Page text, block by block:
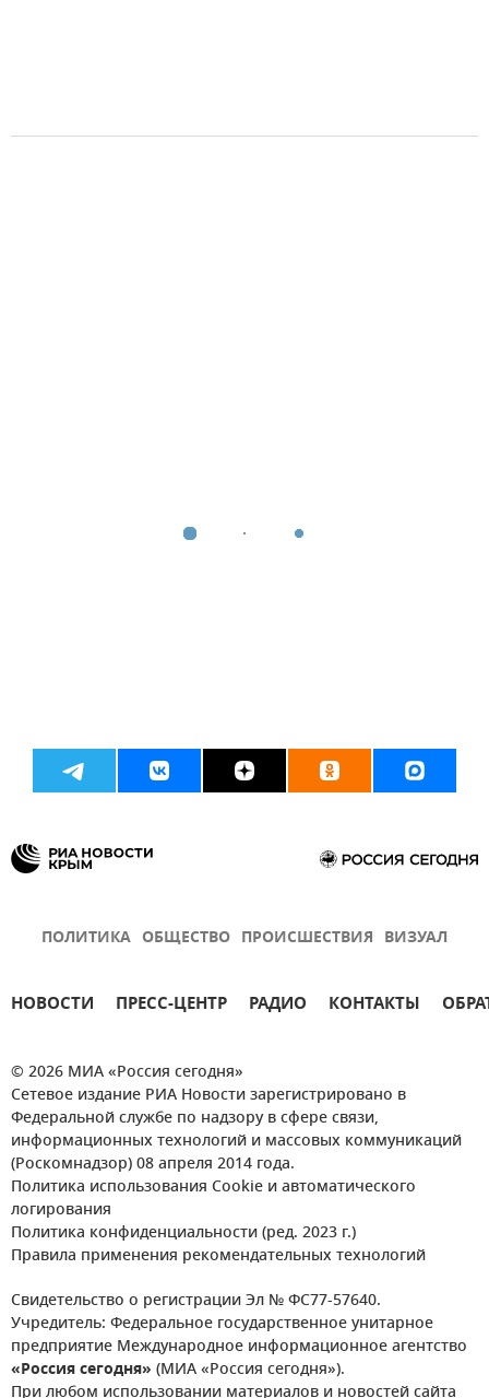
ПОЛИТИКА ОБЩЕСТВО ПРОИСШЕСТВИЯ ВИЗУАЛ
НОВОСТИ ПРЕСС-ЦЕНТР РАДИО КОНТАКТЫ
© 2026 МИА «Россия сегодня»
Сетевое издание РИА Новости зарегистрировано в
Федеральной службе по надзору в сфере связи,
информационных технологий и массовых коммуникаций
(Роскомнадзор) 08 апреля 2014 года.
Политика использования Cookie и автоматического
логирования
Политика конфиденциальности (ред. 2023 г.)
Правила применения рекомендательных технологий
Свидетельство о регистрации Эл № ФС77-57640.
Учредитель: Федеральное государственное унитарное
предприятие Международное информационное агентство
«Россия сегодня» (МИА «Россия сегодня»).